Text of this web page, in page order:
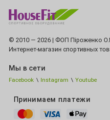
© 2010 — 2026 | ФОП Піроженко
Интернет-магазин спортивных
Мы в сети
Facebook \ Instagram \ Youtube
Принимаем платежи